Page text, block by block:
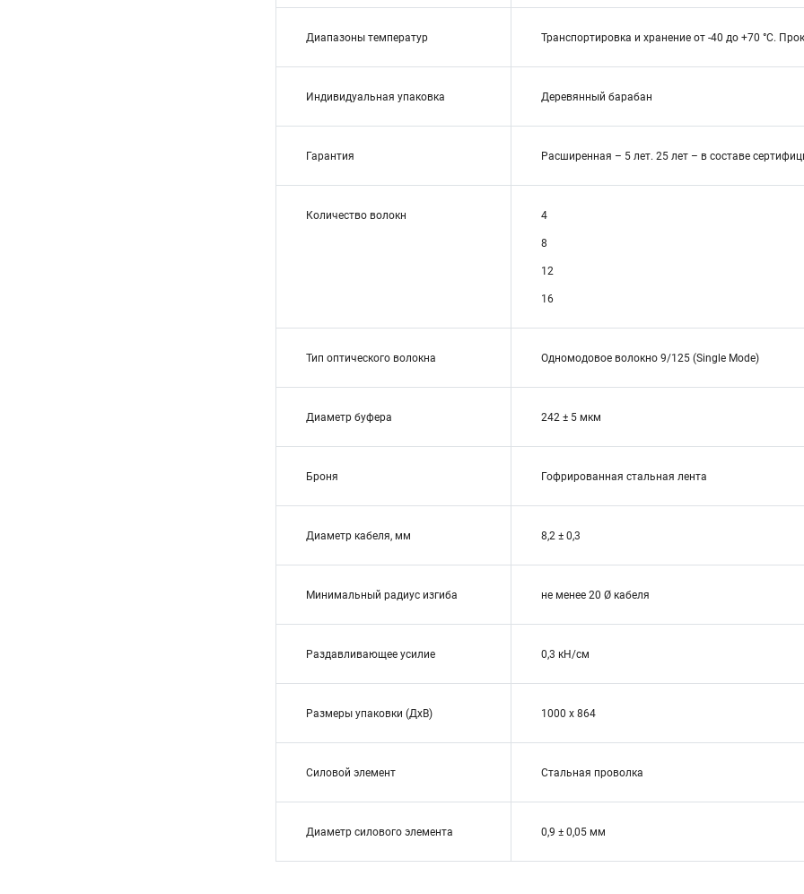
Диапазоны температур Транспортировка и хранение от -40 до +70 °C.
Индивидуальная упаковка Деревянный барабан
Гарантия Расширенная – 5 лет. 25 лет – в составе
Количество волокн 4
8
12
16
Тип оптического волокна Одномодовое волокно 9/125 (Single Mode)
Диаметр буфера 242 ± 5 мкм
Броня Гофрированная стальная лента
Диаметр кабеля, мм 8,2 ± 0,3
Минимальный радиус изгиба не менее 20 Ø кабеля
Раздавливающее усилие 0,3 кН/см
Размеры упаковки (ДхВ) 1000 х 864
Силовой элемент Стальная проволка
Диаметр силового элемента 0,9 ± 0,05 мм